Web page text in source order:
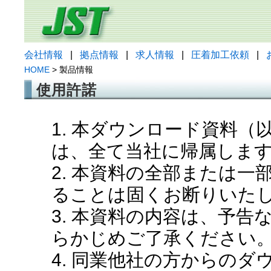
会社情報 拠点情報 求人情報 圧着加工依頼
HOME > 製品情報
使用許諾
1. 本ダウンロード資料（
は、全て当社に帰属しま
2. 本資料の全部または一
ることは固くお断りいた
3. 本資料の内容は、予告
らかじめご了承ください
4. 同業他社の方からのダ